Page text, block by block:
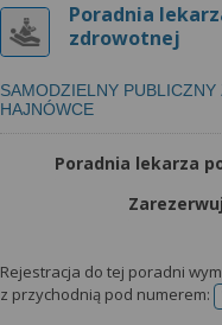
Poradnia
zdrowotnej
SAMODZIELNY
HAJNÓWCE
Poradnia lekarza
Rejestracja do tej poradni
z przychodnią pod numerem: